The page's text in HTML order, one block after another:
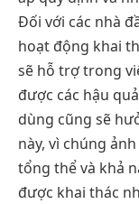
Đối với các nhà
hoạt động khai
sẽ hỗ trợ trong
được các hậu
dùng cũng sẽ
này, vì chúng
tổng thể và khả
được khai thác